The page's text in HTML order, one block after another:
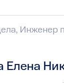
Инженер
Елена